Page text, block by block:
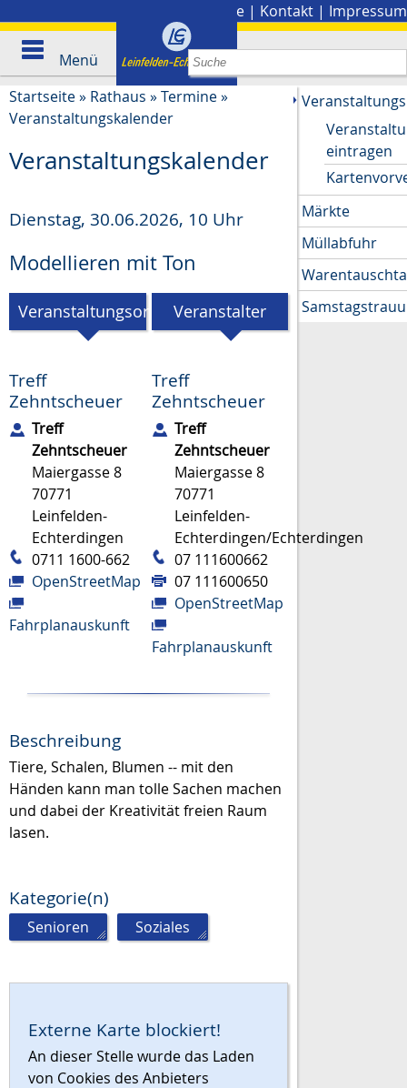
Presse | Kontakt | Impressum
Menü
Startseite» Rathaus »Termine»
Veranstaltungskalender
Veranstaltungskalender
Dienstag, 30.06.2026, 10 Uhr
Modellieren mit Ton
Veranstaltungsort
Treff
Zehntscheuer
Treff
Zehntscheuer
Maiergasse 8
70771
Leinfelden-
Echterdingen
0711 1600-662
OpenStreetMap
Fahrplanauskunft
Veranstalter
Treff
Zehntscheuer
Treff
Zehntscheuer
Maiergasse 8
70771
Leinfelden-
Echterdingen/Echterdingen
07 111600662
07 111600650
OpenStreetMap
Fahrplanauskunft
Beschreibung
Tiere, Schalen, Blumen -- mit den
Händen kann man tolle Sachen machen
und dabei der Kreativität freien Raum
lasen.
Kategorie(n)
Senioren Soziales
Externe Karte blockiert!
An dieser Stelle wurde das Laden
von Cookies des Anbieters
eintragen
Märkte
Müllabfuhr